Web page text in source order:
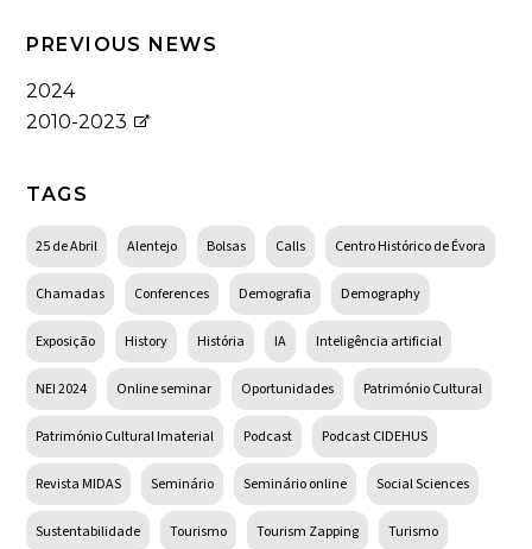
PREVIOUS NEWS
2024
2010-2023
TAGS
25 de Abril Alentejo Bolsas Calls Centro Histórico de Évora
Chamadas Conferences Demografia Demography
Exposição History História IA Inteligência artificial
NEI 2024 Online seminar Oportunidades Património Cultural
Património Cultural Imaterial Podcast Podcast CIDEHUS
Revista MIDAS Seminário Seminário online Social Sciences
Sustentabilidade Tourismo Tourism Zapping Turismo